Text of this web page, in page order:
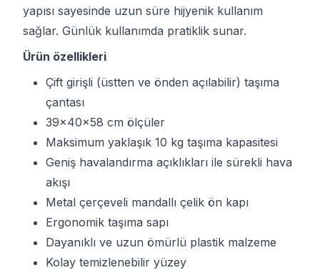
yapısı sayesinde uzun süre hijyenik kullanım
sağlar. Günlük kullanımda pratiklik sunar.
Ürün özellikleri
Çift girişli (üstten ve önden açılabilir) taşıma
çantası
39x40x58 cm ölçüler
Maksimum yaklaşık 10 kg taşıma kapasitesi
Geniş havalandırma açıklıkları ile sürekli hava
akışı
Metal çerçeveli mandallı çelik ön kapı
Ergonomik taşıma sapı
Dayanıklı ve uzun ömürlü plastik malzeme
Kolay temizlenebilir yüzey